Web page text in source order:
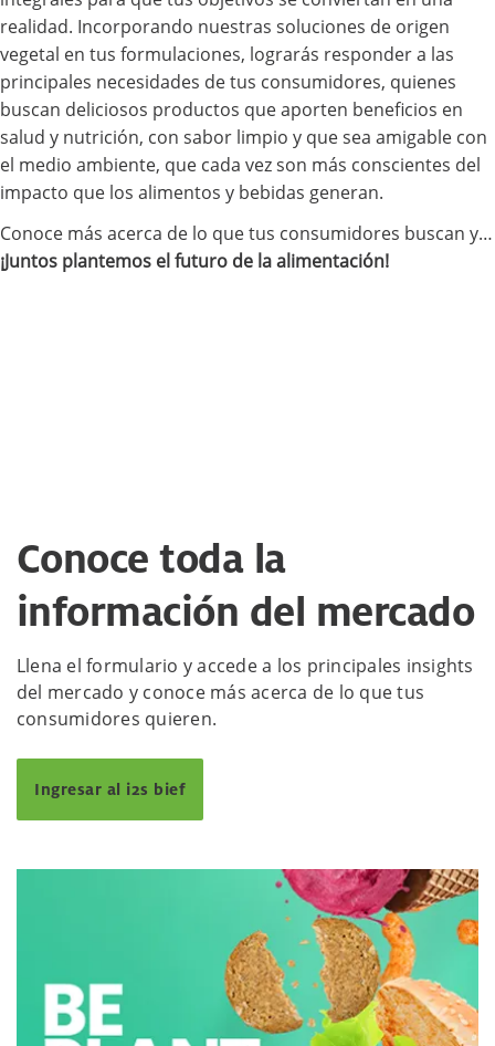
realidad. Incorporando nuestras soluciones de origen
vegetal en tus formulaciones, lograrás responder a las
principales necesidades de tus consumidores, quienes
buscan deliciosos productos que aporten beneficios en
salud y nutrición, con sabor limpio y que sea amigable con
el medio ambiente, que cada vez son más conscientes del
impacto que los alimentos y bebidas generan.
Conoce más acerca de lo que tus consumidores buscan y…
¡Juntos plantemos el futuro de la alimentación!
Conoce toda la
información del mercado
Llena el formulario y accede a los principales insights
del mercado y conoce más acerca de lo que tus
consumidores quieren.
Ingresar al i2s bief